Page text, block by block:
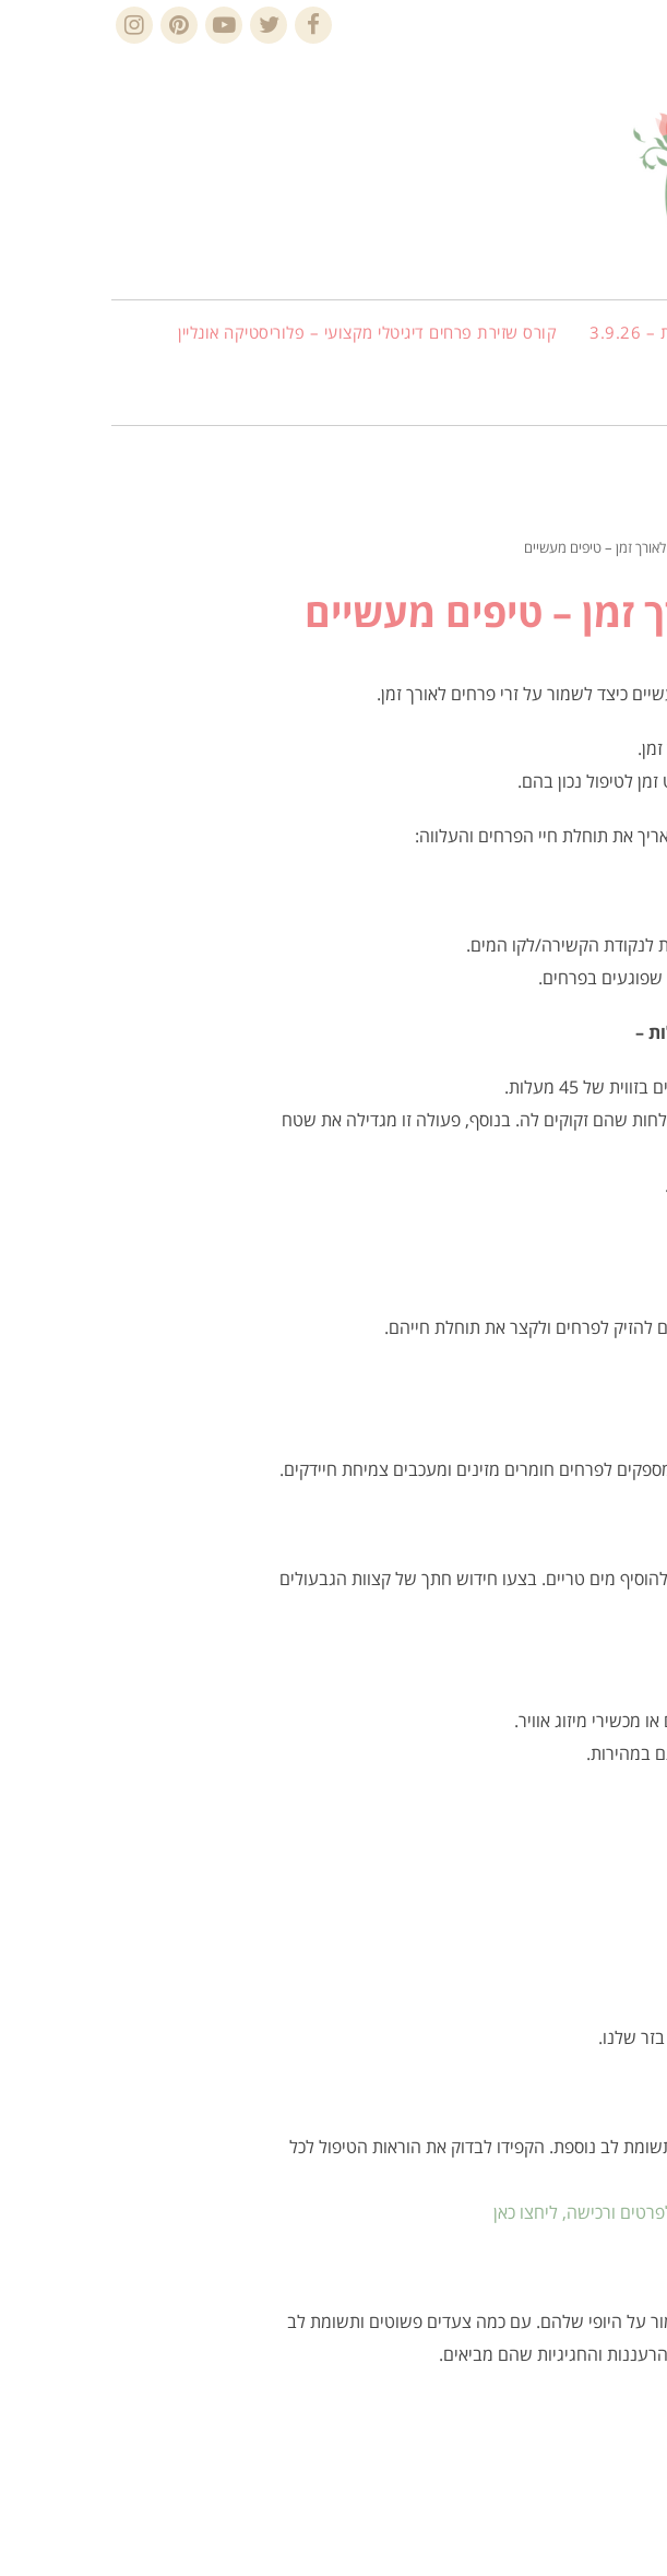
Facebook
Twitter
YouTube
Pinterest
Instagram
קורס שזירת פרחים דיגיטלי מקצועי – פלוריסטיקה אונליין
זמן – טיפים מעשיים
זמן – טיפים מעשיים
כיצד לשמור על זרי פרחים לאורך זמן.
לטיפול נכון בהם.
את תוחלת חיי הפרחים והעלווה:
לנקודת הקשירה/לקו המים.
שפוגעים בפרחים.
45 מעלות.
שהם זקוקים לה. בנוסף, פעולה זו מגדילה את שטח
להזיק לפרחים ולקצר את תוחלת חייהם.
לפרחים חומרים מזינים ומעכבים צמיחת חיידקים.
מים טריים. בצעו חידוש חתך של קצוות הגבעולים
מיזוג אוויר.
במהירות.
שלנו.
לב נוספת. הקפידו לבדוק את הוראות הטיפול לכל
ורכישה, ליחצו כאן
על היופי שלהם. עם כמה צעדים פשוטים ותשומת לב
והחגיגיות שהם מביאים.